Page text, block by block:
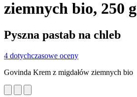
ziemnych bio, 250 g
Pyszna pastab na chleb
4 dotychczasowe oceny
Govinda Krem z migdałów ziemnych bio